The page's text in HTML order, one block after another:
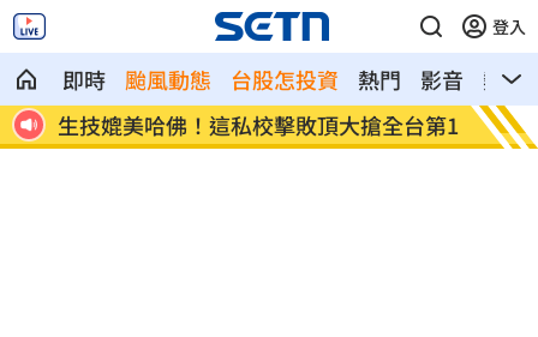
登入
即時 颱風動態 台股怎投資 熱門 影音
熱搜
！
生技媲美哈佛！這私校擊敗頂大搶全台第1 47歲